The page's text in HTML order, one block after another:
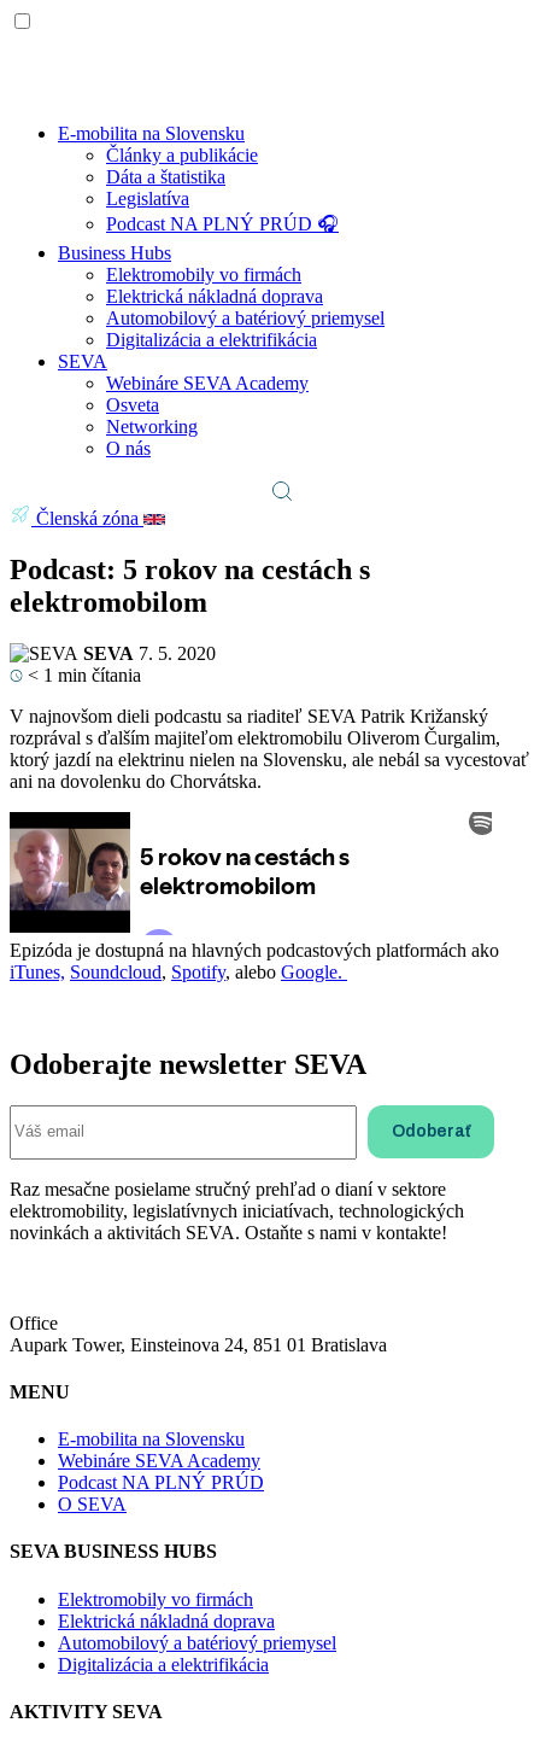
E-mobilita na Slovensku
Články a publikácie
Dáta a štatistika
Legislatíva
Podcast NA PLNÝ PRÚD 🎧
Business Hubs
Elektromobily vo firmách
Elektrická nákladná doprava
Automobilový a batériový priemysel
Digitalizácia a elektrifikácia
SEVA
Webináre SEVA Academy
Osveta
Networking
O nás
Členská zóna
Podcast: 5 rokov na cestách s
elektromobilom
SEVA 7. 5. 2020
< 1 min čítania
V najnovšom dieli podcastu sa riaditeľ SEVA Patrik Križanský
rozprával s ďalším majiteľom elektromobilu Oliverom Čurgalim,
ktorý jazdí na elektrinu nielen na Slovensku, ale nebál sa vycestovať
ani na dovolenku do Chorvátska.
Epizóda je dostupná na hlavných podcastových platformách ako
iTunes, Soundcloud, Spotify, alebo Google.
Odoberajte newsletter SEVA
Raz mesačne posielame stručný prehľad o dianí v sektore
elektromobility, legislatívnych iniciatívach, technologických
novinkách a aktivitách SEVA. Ostaňte s nami v kontakte!
Office
Aupark Tower, Einsteinova 24, 851 01 Bratislava
MENU
E-mobilita na Slovensku
Webináre SEVA Academy
Podcast NA PLNÝ PRÚD
O SEVA
SEVA BUSINESS HUBS
Elektromobily vo firmách
Elektrická nákladná doprava
Automobilový a batériový priemysel
Digitalizácia a elektrifikácia
AKTIVITY SEVA